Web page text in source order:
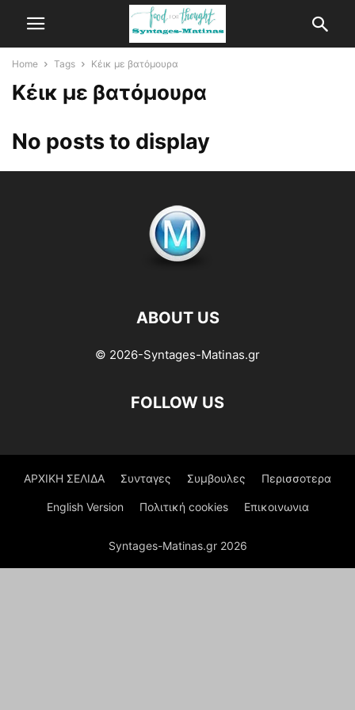
Home Tags Κέικ με βατόμουρα
Κέικ με βατόμουρα
No posts to display
ABOUT US
© 2026-Syntages-Matinas.gr
FOLLOW US
ΑΡΧΙΚΗ ΣΕΛΙΔΑ Συνταγες Συμβουλες Περισσοτερα
English Version Πολιτική cookies Επικοινωνια
Syntages-Matinas.gr 2026